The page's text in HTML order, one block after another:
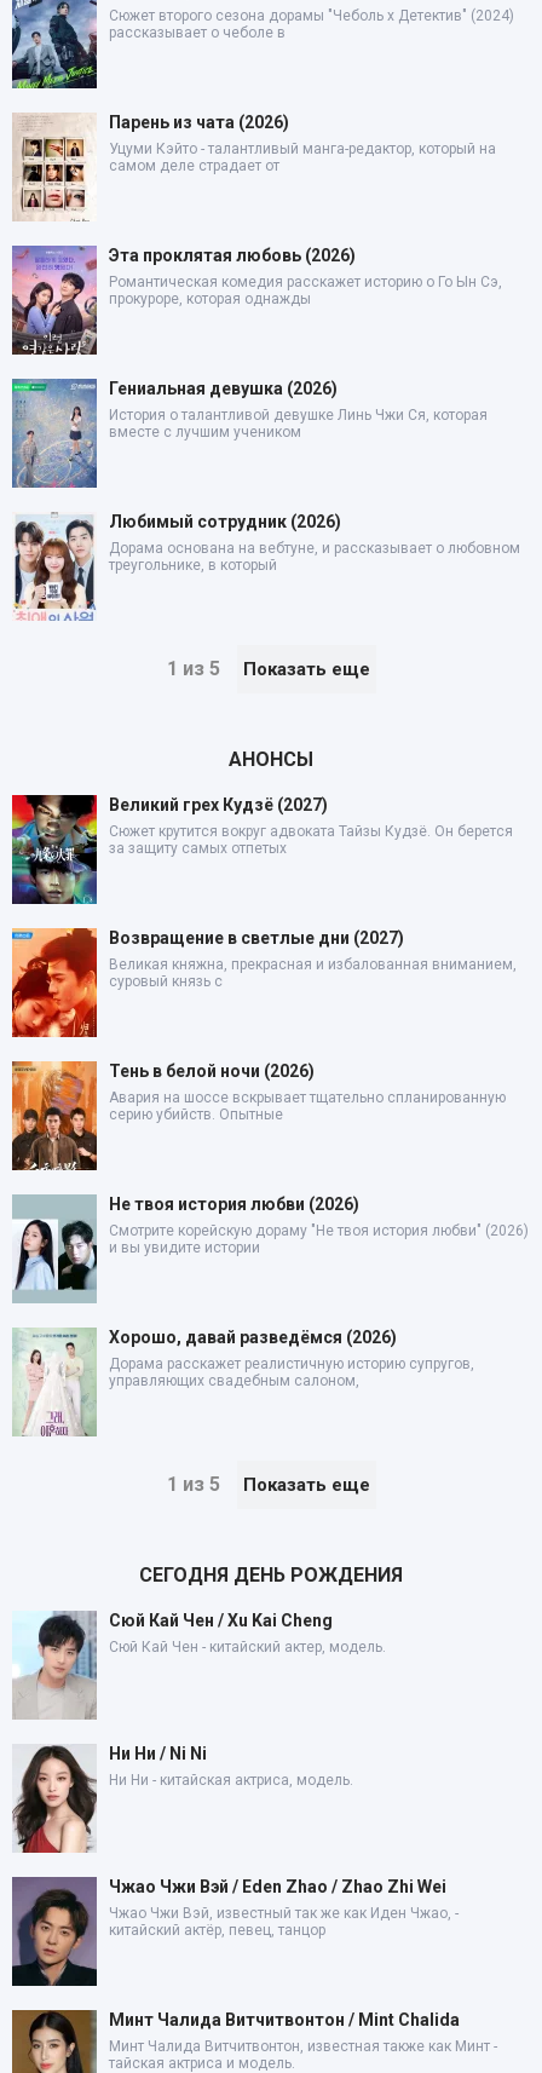
Сюжет второго сезона дорамы "Чеболь x Детектив" (2024)
рассказывает о чеболе в
Парень из чата (2026)
Уцуми Кэйто - талантливый манга-редактор, который на
самом деле страдает от
Эта проклятая любовь (2026)
Романтическая комедия расскажет историю о Го Ын Сэ,
прокуроре, которая однажды
Гениальная девушка (2026)
История о талантливой девушке Линь Чжи Ся, которая
вместе с лучшим учеником
Любимый сотрудник (2026)
Дорама основана на вебтуне, и рассказывает о любовном
треугольнике, в который
1 из 5 Показать еще
АНОНСЫ
Великий грех Кудзё (2027)
Сюжет крутится вокруг адвоката Тайзы Кудзё. Он берется
за защиту самых отпетых
Возвращение в светлые дни (2027)
Великая княжна, прекрасная и избалованная вниманием,
суровый князь с
Тень в белой ночи (2026)
Авария на шоссе вскрывает тщательно спланированную
серию убийств. Опытные
Не твоя история любви (2026)
Смотрите корейскую дораму "Не твоя история любви" (2026)
и вы увидите истории
Хорошо, давай разведёмся (2026)
Дорама расскажет реалистичную историю супругов,
управляющих свадебным салоном,
1 из 5 Показать еще
СЕГОДНЯ ДЕНЬ РОЖДЕНИЯ
Сюй Кай Чен / Xu Kai Cheng
Сюй Кай Чен - китайский актер, модель.
Ни Ни / Ni Ni
Ни Ни - китайская актриса, модель.
Чжао Чжи Вэй / Eden Zhao / Zhao Zhi Wei
Чжао Чжи Вэй, известный так же как Иден Чжао, -
китайский актёр, певец, танцор
Минт Чалида Витчитвонтон / Mint Chalida
Минт Чалида Витчитвонтон, известная также как Минт -
тайская актриса и модель.